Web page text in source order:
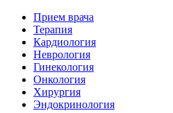
Прием врача
Терапия
Кардиология
Неврология
Гинекология
Онкология
Хирургия
Эндокринология